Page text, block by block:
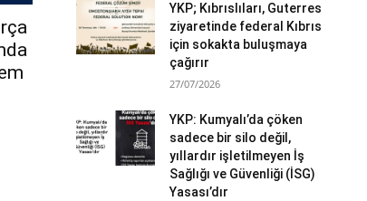
YKP; Kıbrıslıları, Guterres
ziyaretinde federal Kıbrıs
için sokakta buluşmaya
çağırır
27/07/2026
YKP: Kumyalı’da çöken
sadece bir silo değil,
yıllardır işletilmeyen İş
Sağlığı ve Güvenliği (İSG)
Yasası’dır